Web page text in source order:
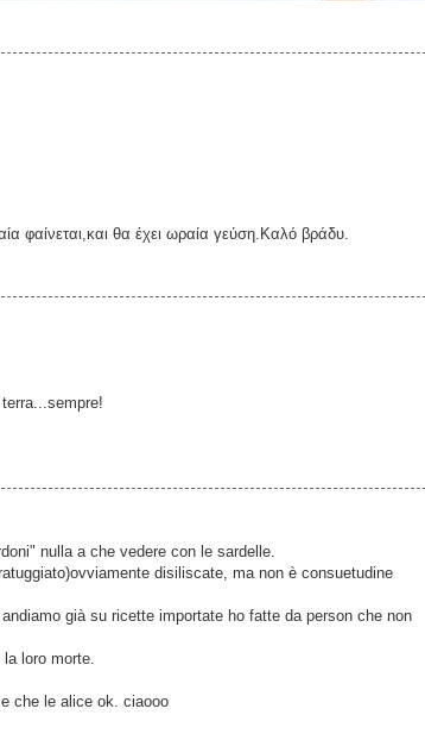
φαίνεται,και θα έχει ωραία γεύση.Καλό βράδυ.
nulla a che vedere con le sardelle.
disiliscate, ma non è consuetudine
già su ricette importate ho fatte da person che non
loro morte.
che le alice ok. ciaooo